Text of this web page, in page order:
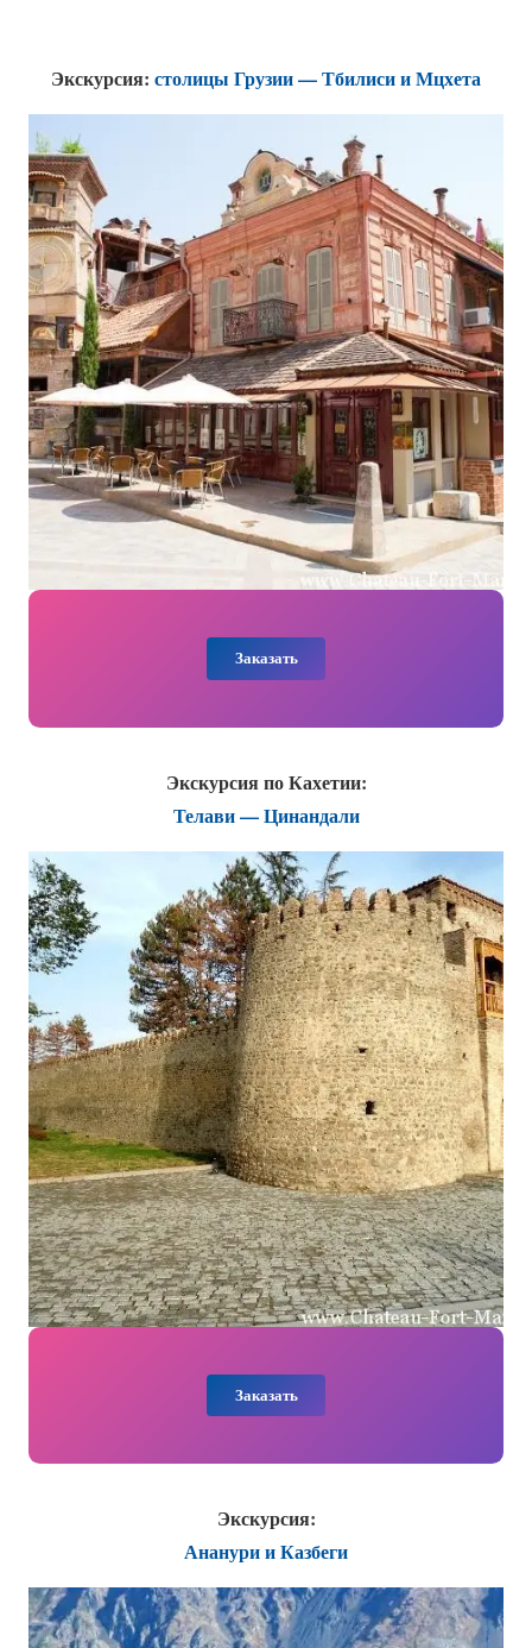
Экскурсия: столицы Грузии — Тбилиси и Мцхета
Заказать
Экскурсия по Кахетии:
Телави — Цинандали
Заказать
Экскурсия:
Ананури и Казбеги